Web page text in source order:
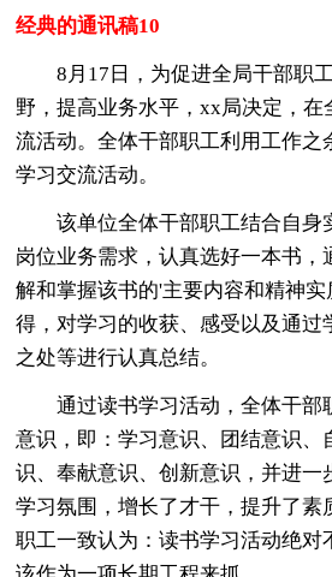
经典的通讯稿10
8月17日，为促进全局干部职
野，提高业务水平，xx局决定，在
流活动。全体干部职工利用工作之
学习交流活动。
该单位全体干部职工结合自身
岗位业务需求，认真选好一本书，
解和掌握该书的'主要内容和精神
得，对学习的收获、感受以及通过
之处等进行认真总结。
通过读书学习活动，全体干部
意识，即：学习意识、团结意识、
识、奉献意识、创新意识，并进一
学习氛围，增长了才干，提升了素
职工一致认为：读书学习活动绝对